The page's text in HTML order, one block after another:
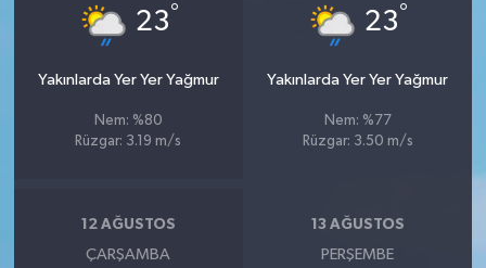
23°
Yakınlarda Yer Yer Yağmur
Nem: %80
Rüzgar: 3.19 m/s
23°
Yakınlarda Yer Yer Yağmur
Nem: %77
Rüzgar: 3.50 m/s
12 AĞUSTOS
ÇARŞAMBA
13 AĞUSTOS
PERŞEMBE